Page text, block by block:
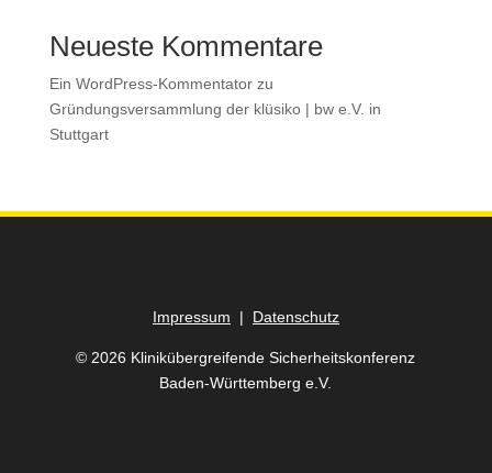
Neueste Kommentare
Ein WordPress-Kommentatorzu
Gründungsversammlung der klüsiko | bw e.V. in
Stuttgart
Impressum | Datenschutz
© 2026 Klinikübergreifende Sicherheitskonferenz
Baden-Württemberg e.V.